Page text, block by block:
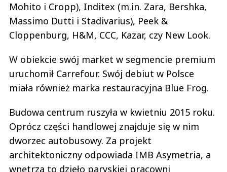
Mohito i Cropp), Inditex (m.in. Zara, Bershka,
Massimo Dutti i Stadivarius), Peek &
Cloppenburg, H&M, CCC, Kazar, czy New Look.
W obiekcie swój market w segmencie premium
uruchomił Carrefour. Swój debiut w Polsce
miała również marka restauracyjna Blue Frog.
Budowa centrum ruszyła w kwietniu 2015 roku.
Oprócz części handlowej znajduje się w nim
dworzec autobusowy. Za projekt
architektoniczny odpowiada IMB Asymetria, a
wnętrza to dzieło paryskiej pracowni